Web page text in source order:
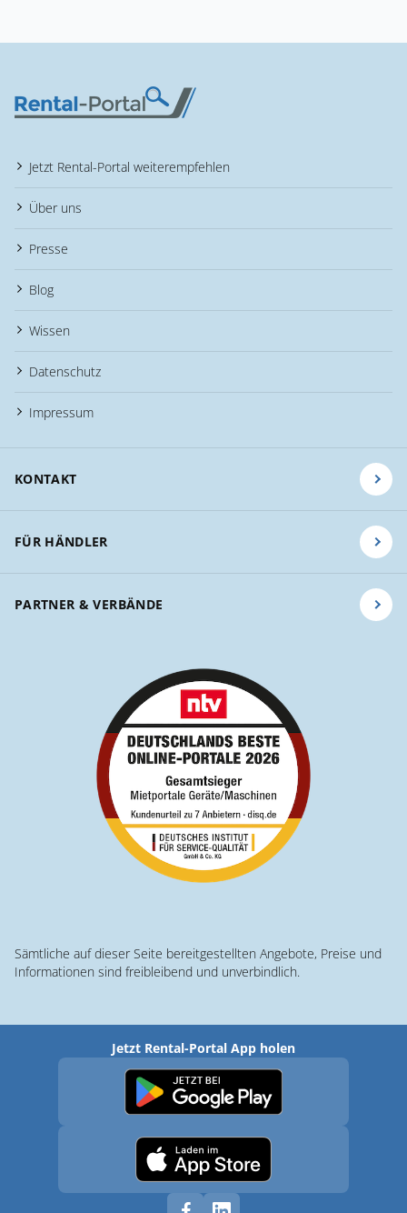
Jetzt Rental-Portal weiterempfehlen
Über uns
Presse
Blog
Wissen
Datenschutz
Impressum
KONTAKT
FÜR HÄNDLER
PARTNER & VERBÄNDE
Sämtliche auf dieser Seite bereitgestellten Angebote, Preise und
Informationen sind freibleibend und unverbindlich.
Jetzt Rental-Portal App holen